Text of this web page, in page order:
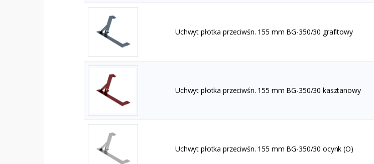
Uchwyt płotka przeciwśn. 155 mm BG-350/30 grafitowy
Uchwyt płotka przeciwśn. 155 mm BG-350/30 kasztanowy
Uchwyt płotka przeciwśn. 155 mm BG-350/30 ocynk (O)